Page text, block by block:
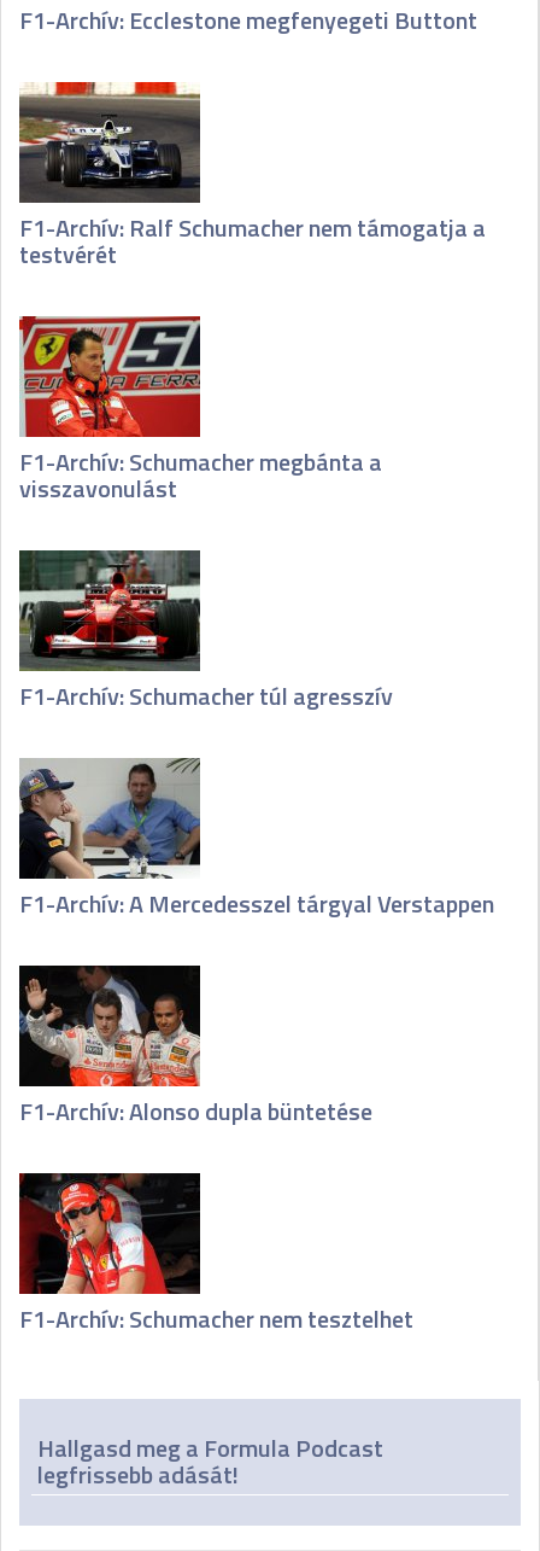
F1-Archív: Ecclestone megfenyegeti Buttont
F1-Archív: Ralf Schumacher nem támogatja a
testvérét
F1-Archív: Schumacher megbánta a
visszavonulást
F1-Archív: Schumacher túl agresszív
F1-Archív: A Mercedesszel tárgyal Verstappen
F1-Archív: Alonso dupla büntetése
F1-Archív: Schumacher nem tesztelhet
Hallgasd meg a Formula Podcast
legfrissebb adását!